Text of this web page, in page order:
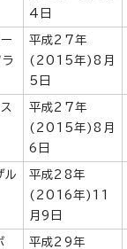
4日
ラ
平成27年
(2015年)8月
5日
平成27年
(2015年)8月
6日
ル
平成28年
(2016年)11
月9日
平成29年